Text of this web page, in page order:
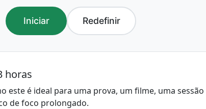
Iniciar Redefinir
horas
este é ideal para uma prova, um filme, uma
de foco prolongado.